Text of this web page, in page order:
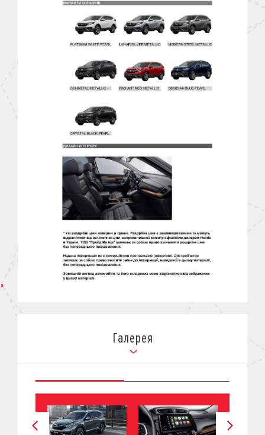
Галерея